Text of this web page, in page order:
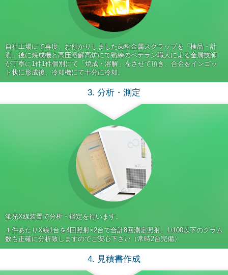
自社工場にて再度、お預かりしました歯科金属スクラップを「検品・計
測」後に焼成機と高圧溶解高炉にて熟練のベテラン職人による金属技師
が丁寧に1件1件個別にて「焼成・溶解」をさせて頂き、合金をインゴッ
ト状に形成後、冷却機にて十分に冷却。
3. 分析・測定
蛍光X線装置で分析・鑑定を行います。
１件あたりX線1台を4回照射×2台で合計8回測定照射。1/100以下のグラム
数も正確に分析致しますのでご安心下さい（常時2台完備）
4. 見積書作成